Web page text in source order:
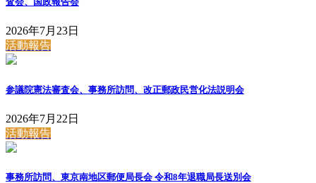
2026年7月23日
活動報告
参議院憲法審査会、事務所訪問、改正郵政民営化法説明会
2026年7月22日
活動報告
事務所訪問、東京南地区郵便局長会 令和8年退職局長送別会